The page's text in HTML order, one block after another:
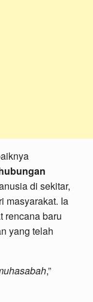
di sekitar,
masyarakat. Ia
rencana baru
yang telah
,”